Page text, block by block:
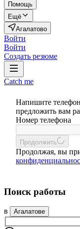
Помощь
Ещё
Агалатово
Войти
Войти
Создать резюме
Catch me
Напишите
предложить вам
Номер телефона
Продолжить
Продолжая, вы
Поиск работы
в Агалатове